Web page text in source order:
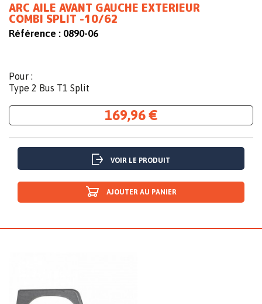
ARC AILE AVANT GAUCHE EXTERIEUR
COMBI SPLIT -10/62
Référence : 0890-06
Pour :
Type 2 Bus T1 Split
169,96 €
VOIR LE PRODUIT
AJOUTER AU PANIER